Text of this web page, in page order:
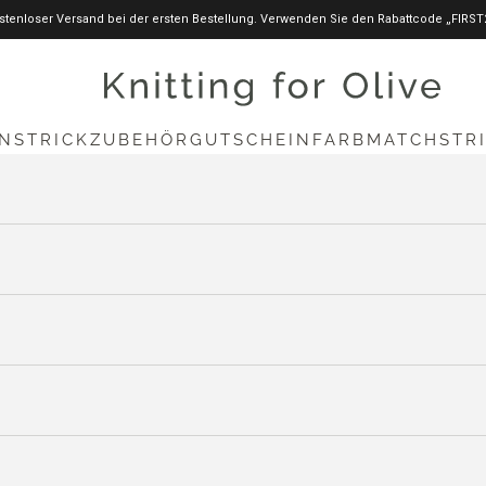
Versand bei der ersten Bestellung. Verwenden Sie den Rabattcode
knittingforolive.com
STRICKZUBEHÖR GUTSCHEIN FARBMATCH